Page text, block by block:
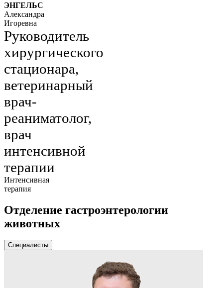
ЭНГЕЛЬС
Александра
Игоревна
Руководитель
хирургического
стационара,
ветеринарный
врач-
реаниматолог,
врач
интенсивной
терапии
Интенсивная
терапия
Отделение гастроэнтерологии
животных
Специалисты